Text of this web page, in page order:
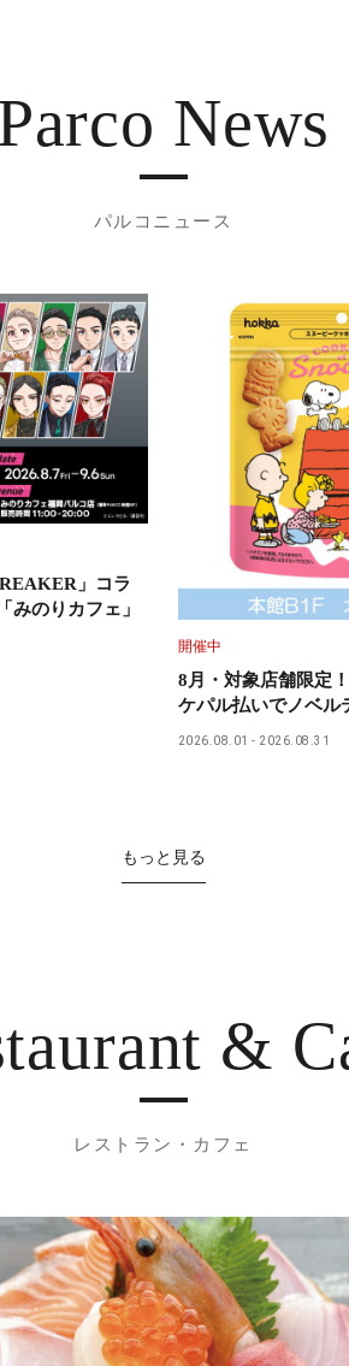
News
パルコニュース
」コラ
みのりカフェ」
開催中
8月・対象店舗限定
ケパル払いでノベル
2026.08.01 2026.08.31
もっと見る
&
レストラン・カフェ